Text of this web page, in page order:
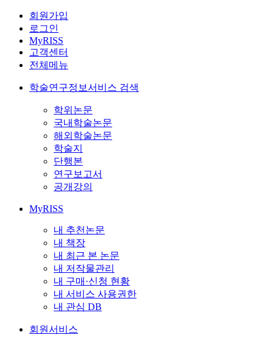
회원가입
로그인
MyRISS
고객센터
전체메뉴
학술연구정보서비스 검색
학위논문
국내학술논문
해외학술논문
학술지
단행본
연구보고서
공개강의
MyRISS
내 추천논문
내 책장
내 최근 본 논문
내 저작물관리
내 구매·신청 현황
내 서비스 사용권한
내 관심 DB
회원서비스